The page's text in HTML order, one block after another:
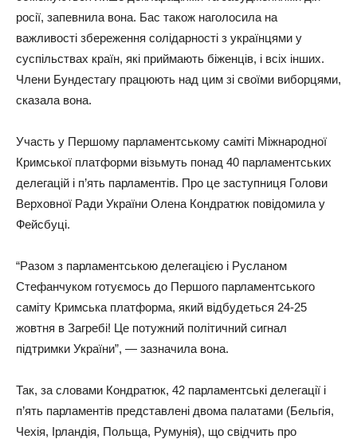
росії, запевнила вона. Бас також наголосила на
важливості збереження солідарності з українцями у
суспільствах країн, які приймають біженців, і всіх інших.
Члени Бундестагу працюють над цим зі своїми виборцями,
сказала вона.
Участь у Першому парламентському саміті Міжнародної
Кримської платформи візьмуть понад 40 парламентських
делегацій і п’ять парламентів. Про це заступниця Голови
Верховної Ради України Олена Кондратюк повідомила у
Фейсбуці.
“Разом з парламентською делегацією і Русланом
Стефанчуком готуємось до Першого парламентського
саміту Кримська платформа, який відбудеться 24-25
жовтня в Загребі! Це потужний політичний сигнал
підтримки України”, — зазначила вона.
Так, за словами Кондратюк, 42 парламентські делегації і
п’ять парламентів представлені двома палатами (Бельгія,
Чехія, Ірландія, Польща, Румунія), що свідчить про